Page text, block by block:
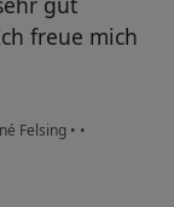
freue mich
Felsing • •